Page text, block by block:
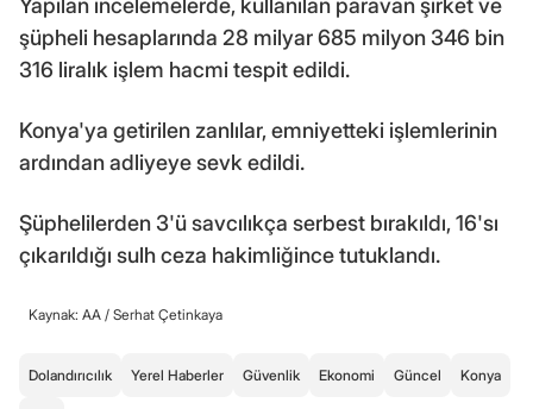
Yapılan incelemelerde, kullanılan paravan şirket ve
şüpheli hesaplarında 28 milyar 685 milyon 346 bin
316 liralık işlem hacmi tespit edildi.
Konya'ya getirilen zanlılar, emniyetteki işlemlerinin
ardından adliyeye sevk edildi.
Şüphelilerden 3'ü savcılıkça serbest bırakıldı, 16'sı
çıkarıldığı sulh ceza hakimliğince tutuklandı.
Kaynak: AA / Serhat Çetinkaya
Dolandırıcılık Yerel Haberler Güvenlik Ekonomi Güncel Konya